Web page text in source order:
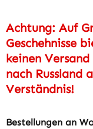
Achtung: Auf
Geschehnisse
keinen
nach Russland
Verständnis!
Bestellungen an